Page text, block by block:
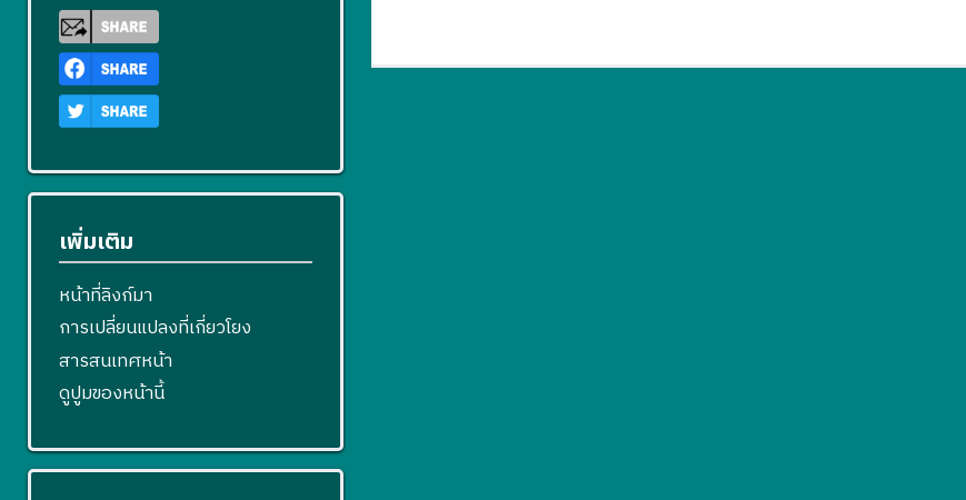
เพิ่มเติม
หน้าที่ลิงก์มา
การเปลี่ยนแปลงที่เกี่ยวโยง
สารสนเทศหน้า
ดูปูมของหน้านี้